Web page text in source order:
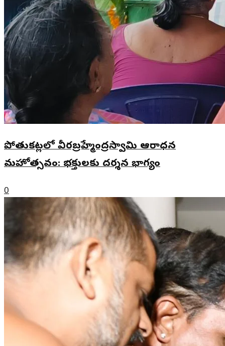
పోతుకట్లలో వీరబ్రహ్మేంద్రస్వామి ఆరాధన
మహోత్సవం: భక్తులకు దర్శన భాగ్యం
0